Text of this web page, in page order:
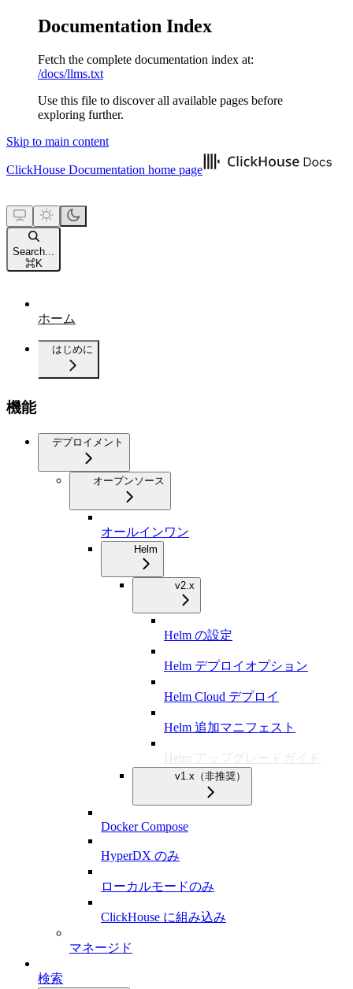
Documentation Index
Fetch the complete documentation index at:
/docs/llms.txt
Use this file to discover all available pages before
exploring further.
Skip to main content
ClickHouse Documentation home page
Search...
⌘K
ホーム
はじめに
機能
デプロイメント
オープンソース
オールインワン
Helm
v2.x
Helm の設定
Helm デプロイオプション
Helm Cloud デプロイ
Helm 追加マニフェスト
Helm アップグレードガイド
v1.x（非推奨）
Docker Compose
HyperDX のみ
ローカルモードのみ
ClickHouse に組み込み
マネージド
検索